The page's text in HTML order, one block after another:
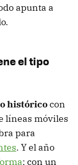
apunta a
el tipo
históricocon
líneas móviles
para
. Y el año
: con un